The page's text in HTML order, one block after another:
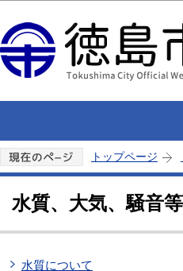
トップページ
水質、大気、騒音
水質について